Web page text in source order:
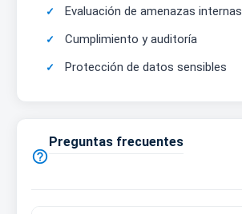
Evaluación de amenazas internas
Cumplimiento y auditoría
Protección de datos sensibles

Preguntas frecuentes